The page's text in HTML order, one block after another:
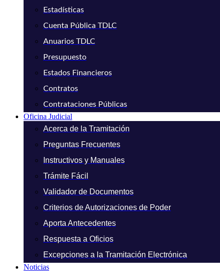
Estadísticas
Cuenta Pública TDLC
Anuarios TDLC
Presupuesto
Estados Financieros
Contratos
Contrataciones Públicas
Oficina Judicial
Acerca de la Tramitación
Preguntas Frecuentes
Instructivos y Manuales
Trámite Fácil
Validador de Documentos
Criterios de Autorizaciones de Poder
Aporta Antecedentes
Respuesta a Oficios
Excepciones a la Tramitación Electrónica
Noticias